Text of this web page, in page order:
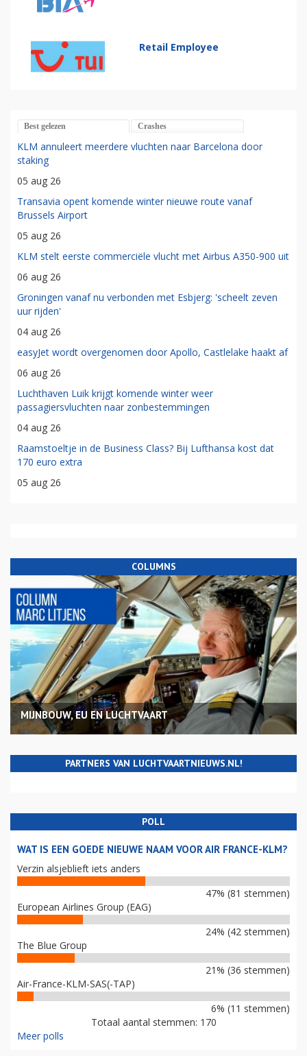
Retail Employee
Best gelezen Crashes
KLM annuleert meerdere vluchten naar Barcelona door
staking
05 aug 26
Transavia opent komende winter nieuwe route vanaf
Brussels Airport
05 aug 26
KLM stelt eerste commerciële vlucht met Airbus A350-900 uit
06 aug 26
Groningen vanaf nu verbonden met Esbjerg: 'scheelt zeven
uur rijden'
04 aug 26
easyJet wordt overgenomen door Apollo, Castlelake haakt af
06 aug 26
Luchthaven Luik krijgt komende winter weer
passagiersvluchten naar zonbestemmingen
04 aug 26
Raamstoeltje in de Business Class? Bij Lufthansa kost dat
170 euro extra
05 aug 26
COLUMNS
MIJNBOUW, EU EN LUCHTVAART
PARTNERS VAN LUCHTVAARTNIEUWS.NL!
POLL
WAT IS EEN GOEDE NIEUWE NAAM VOOR AIR FRANCE-KLM?
Verzin alsjeblieft iets anders
47% (81 stemmen)
European Airlines Group (EAG)
24% (42 stemmen)
The Blue Group
21% (36 stemmen)
Air-France-KLM-SAS(-TAP)
6% (11 stemmen)
Totaal aantal stemmen: 170
Meer polls